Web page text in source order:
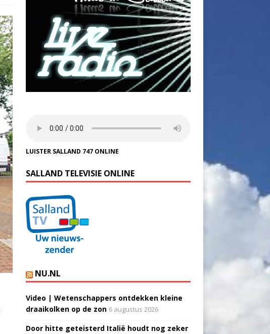
LUISTER SALLAND 747 ONLINE
SALLAND TELEVISIE ONLINE
NU.NL
Video | Wetenschappers ontdekken kleine
draaikolken op de zon 6 augustus 2026
Door hitte geteisterd Italië houdt nog zeker